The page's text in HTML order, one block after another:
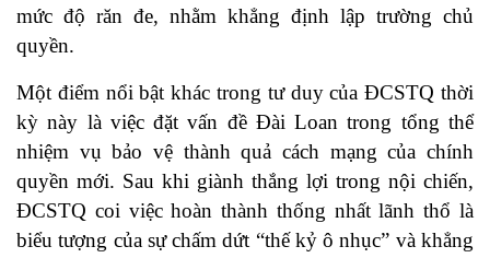
mức độ răn đe, nhằm khẳng định lập trường chủ
quyền.
Một điểm nổi bật khác trong tư duy của ĐCSTQ thời
kỳ này là việc đặt vấn đề Đài Loan trong tổng thể
nhiệm vụ bảo vệ thành quả cách mạng của chính
quyền mới. Sau khi giành thắng lợi trong nội chiến,
ĐCSTQ coi việc hoàn thành thống nhất lãnh thổ là
biểu tượng của sự chấm dứt “thế kỷ ô nhục” và khẳng